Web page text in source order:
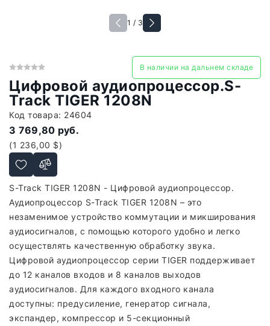
1 / 3
В наличии на дальнем складе
Цифровой аудиопроцессор.S-
Track TIGER 1208N
Код товара: 24604
3 769,80 руб.
(1 236,00 $)
S-Track TIGER 1208N - Цифровой аудиопроцессор.
Аудиопроцессор S-Track TIGER 1208N – это
незаменимое устройство коммутации и микширования
аудиосигналов, с помощью которого удобно и легко
осуществлять качественную обработку звука.
Цифровой аудиопроцессор серии TIGER поддерживает
до 12 каналов входов и 8 каналов выходов
аудиосигналов. Для каждого входного канала
доступны: предусиление, генератор сигнала,
экспандер, компрессор и 5-секционный